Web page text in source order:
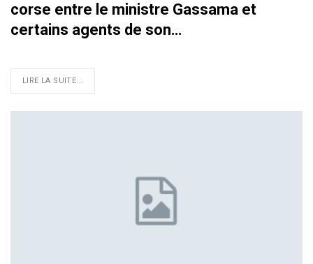
corse entre le ministre Gassama et
certains agents de son…
LIRE LA SUITE...